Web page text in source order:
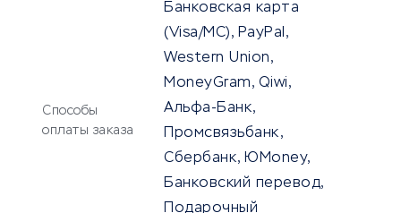
Способы
оплаты заказа
Банковская карта
(Visa/MC), PayPal,
Western Union,
MoneyGram, Qiwi,
Альфа-Банк,
Промсвязьбанк,
Сбербанк, ЮMoney,
Банковский перевод,
Подарочный